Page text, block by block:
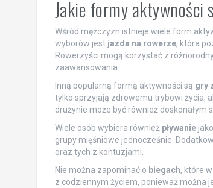
Jakie formy aktywności
Wśród mężczyzn istnieje wiele form
wyborów jest jazda na rowerze, która
Rowerzyści mogą korzystać z
zaawansowania.
Inną popularną formą aktywności są gry
tylko sprzyjają zdrowemu trybowi życia,
drużynie może być również doskonałym
Wiele osób wybiera również pływaniejako
grupy mięśniowe jednocześnie.
oraz tych z kontuzjami.
Nie można zapominać o biegach, które
z codziennym życiem, ponieważ można